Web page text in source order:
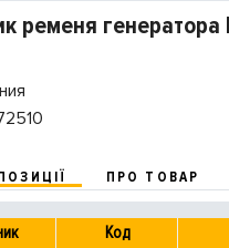
ременя генератора
ПРО ТОВАР
Код